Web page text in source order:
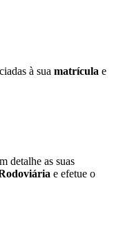
à sua matrícula e
detalhe as suas
e efetue o